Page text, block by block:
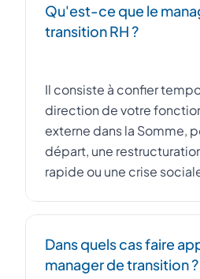
Qu'est-ce que le
transition RH ?
Il consiste à confier
direction de votre
externe dans la Somme,
départ, une
rapide ou une crise
Dans quels cas faire
manager de transition ?